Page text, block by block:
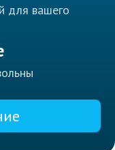
для вашего